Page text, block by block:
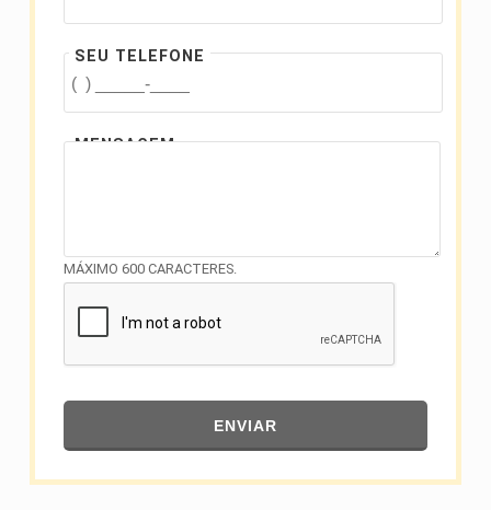
SEU TELEFONE
MENSAGEM
MÁXIMO 600 CARACTERES.
ENVIAR